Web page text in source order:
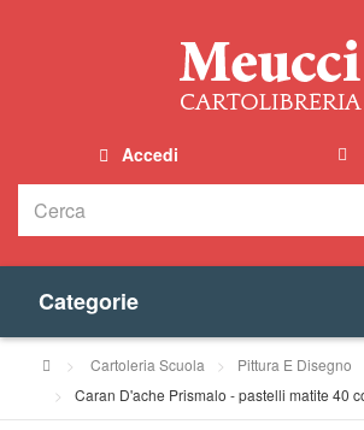
Accedi
Categorie
> Cartoleria Scuola > Pittura E Disegno
>
Caran D'ache Prismalo - pastelli matite 40